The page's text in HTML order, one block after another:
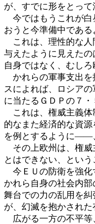
が、すでに形をとって
今ではもうこれが白
おうと今準備中であ
これは、理性的な人
与えたように見えた
自身ではなく、むし
かれらの軍事支出を
スによれば、ロシア
に当たるＧＤＰの７
これは、権威主義体
的なまた経済的な資
を例とするように――
その上欧州は、権威
とはできない、とい
今ＥＵの防衛を強化
かれら自身の社会内
舞台での力の乱用を
が、幻滅を抱かされ
広がる一方の不平等